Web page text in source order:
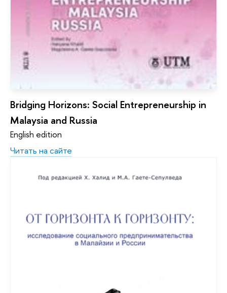
Bridging Horizons: Social Entrepreneurship in
Malaysia and Russia
English edition
Читать на сайте